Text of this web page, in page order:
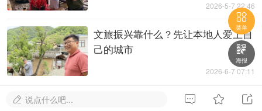
2026-5-7 22:46
文旅振兴靠什么？先让本地人爱上自
己的城市
2026-6-7 07:11
 说点什么吧...   

菜单

海报